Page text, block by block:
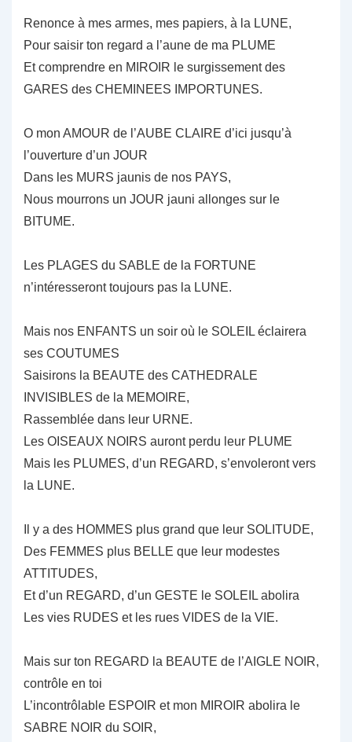
Renonce à mes armes, mes papiers, à la LUNE,
Pour saisir ton regard a l’aune de ma PLUME
Et comprendre en MIROIR le surgissement des
GARES des CHEMINEES IMPORTUNES.
O mon AMOUR de l’AUBE CLAIRE d’ici jusqu’à
l’ouverture d’un JOUR
Dans les MURS jaunis de nos PAYS,
Nous mourrons un JOUR jauni allonges sur le
BITUME.
Les PLAGES du SABLE de la FORTUNE
n’intéresseront toujours pas la LUNE.
Mais nos ENFANTS un soir où le SOLEIL éclairera
ses COUTUMES
Saisirons la BEAUTE des CATHEDRALE
INVISIBLES de la MEMOIRE,
Rassemblée dans leur URNE.
Les OISEAUX NOIRS auront perdu leur PLUME
Mais les PLUMES, d’un REGARD, s’envoleront vers
la LUNE.
Il y a des HOMMES plus grand que leur SOLITUDE,
Des FEMMES plus BELLE que leur modestes
ATTITUDES,
Et d’un REGARD, d’un GESTE le SOLEIL abolira
Les vies RUDES et les rues VIDES de la VIE.
Mais sur ton REGARD la BEAUTE de l’AIGLE NOIR,
contrôle en toi
L’incontrôlable ESPOIR et mon MIROIR abolira le
SABRE NOIR du SOIR,